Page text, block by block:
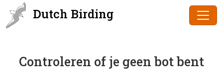
Dutch Birding
Controleren of je geen bot bent